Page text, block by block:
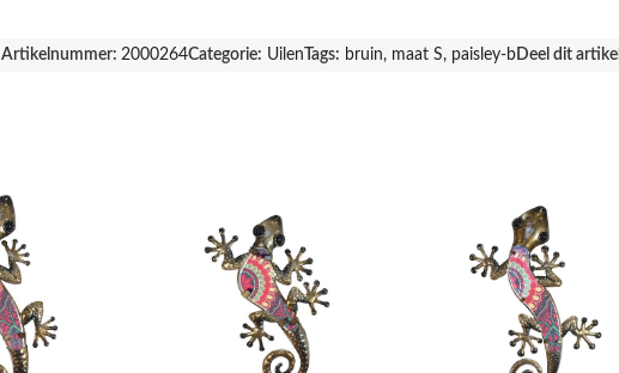
Artikelnummer: 2000264Categorie: Uilen Tags: bruin, maat S, paisley-bDeel dit artikel